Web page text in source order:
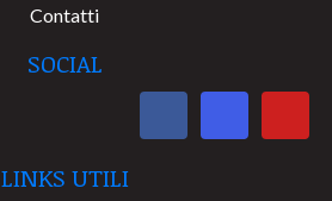
Contatti
SOCIAL
LINKS UTILI